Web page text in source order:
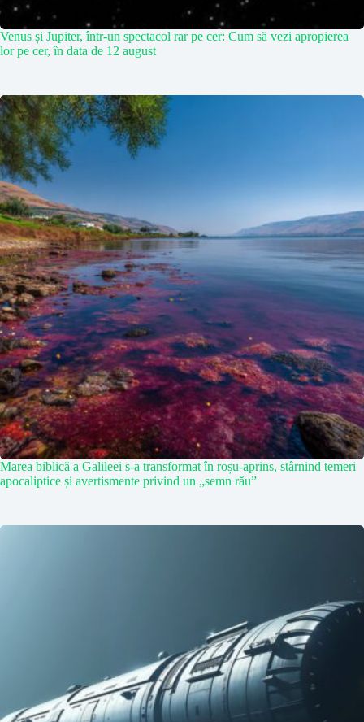
Venus și Jupiter, într-un spectacol rar pe cer: Cum să vezi apropierea
lor pe cer, în data de 12 august
Marea biblică a Galileei s-a transformat în roșu-aprins, stârnind temeri
apocaliptice și avertismente privind un „semn rău”